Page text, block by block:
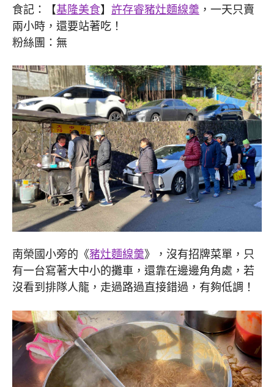
食記：【基隆美食】 許存睿豬灶麵線羹 ，一天只賣
兩小時，還要站著吃！
粉絲團：無
南榮國小旁的《豬灶麵線羹》，沒有招牌菜單，只
有一台寫著大中小的攤車，還靠在邊邊角角處，若
沒看到排隊人龍，走過路過直接錯過，有夠低調！